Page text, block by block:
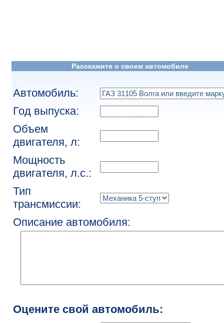
Расскажите о своем автомобиле
Автомобиль:
Год выпуска:
Объем
двигателя, л:
Мощность
двигателя, л.с.:
Тип
трансмиссии:
Описание автомобиля:
Оцените свой автомобиль: